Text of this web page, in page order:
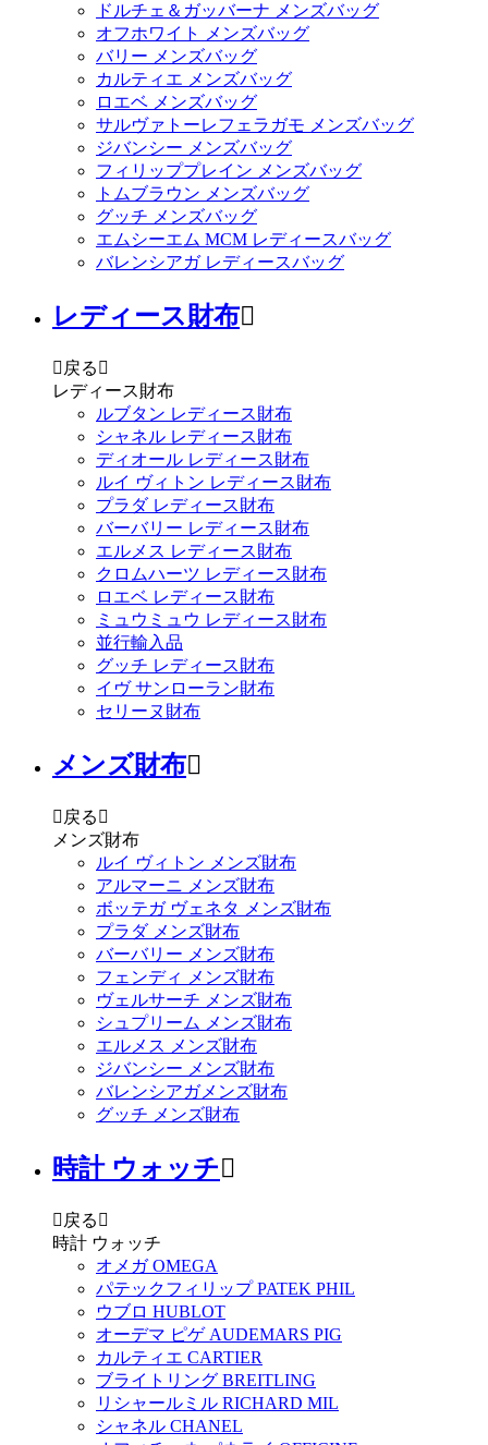
ドルチェ＆ガッバーナ メンズバッグ
オフホワイト メンズバッグ
バリー メンズバッグ
カルティエ メンズバッグ
ロエベ メンズバッグ
サルヴァトーレフェラガモ メンズバッグ
ジバンシー メンズバッグ
フィリッププレイン メンズバッグ
トムブラウン メンズバッグ
グッチ メンズバッグ
エムシーエム MCM レディースバッグ
バレンシアガ レディースバッグ
レディース財布
 戻る 
レディース財布
ルブタン レディース財布
シャネル レディース財布
ディオール レディース財布
ルイ ヴィトン レディース財布
プラダ レディース財布
バーバリー レディース財布
エルメス レディース財布
クロムハーツ レディース財布
ロエベ レディース財布
ミュウミュウ レディース財布
並行輸入品
グッチ レディース財布
イヴ サンローラン財布
セリーヌ財布
メンズ財布
 戻る 
メンズ財布
ルイ ヴィトン メンズ財布
アルマーニ メンズ財布
ボッテガ ヴェネタ メンズ財布
プラダ メンズ財布
バーバリー メンズ財布
フェンディ メンズ財布
ヴェルサーチ メンズ財布
シュプリーム メンズ財布
エルメス メンズ財布
ジバンシー メンズ財布
バレンシアガメンズ財布
グッチ メンズ財布
時計 ウォッチ
 戻る 
時計 ウォッチ
オメガ OMEGA
パテックフィリップ PATEK PHIL
ウブロ HUBLOT
オーデマ ピゲ AUDEMARS PIG
カルティエ CARTIER
ブライトリング BREITLING
リシャールミル RICHARD MIL
シャネル CHANEL